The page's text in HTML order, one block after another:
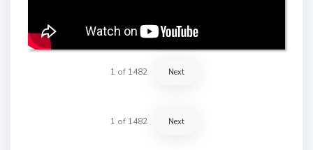
1 of 1482 Next
1 of 1482 Next